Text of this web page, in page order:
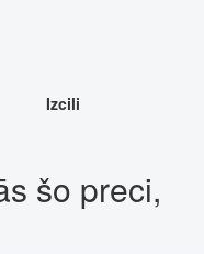
Izcili
šo preci,